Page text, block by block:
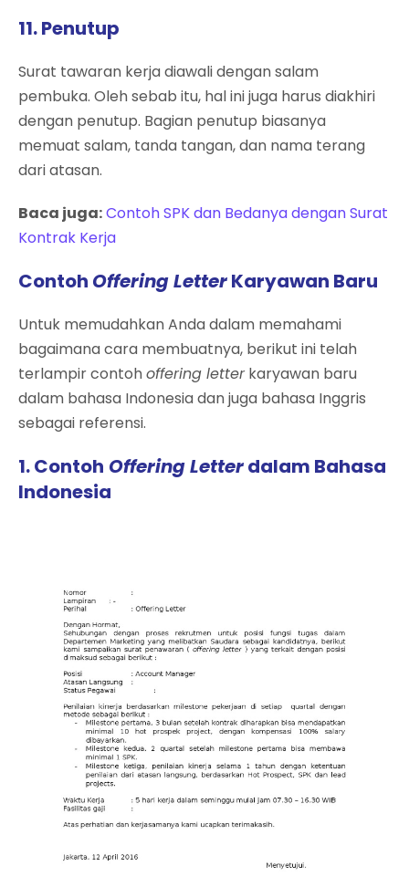
11. Penutup
Surat tawaran kerja diawali dengan salam
pembuka. Oleh sebab itu, hal ini juga harus diakhiri
dengan penutup. Bagian penutup biasanya
memuat salam, tanda tangan, dan nama terang
dari atasan.
Baca juga:Contoh SPK dan Bedanya dengan Surat
Kontrak Kerja
Contoh Offering LetterKaryawan Baru
Untuk memudahkan Anda dalam memahami
bagaimana cara membuatnya, berikut ini telah
terlampir contohoffering letterkaryawan baru
dalam bahasa Indonesia dan juga bahasa Inggris
sebagai referensi.
1. Contoh Offering Letterdalam Bahasa
Indonesia